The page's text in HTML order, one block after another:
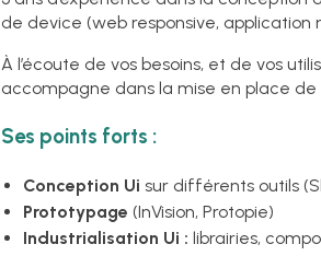
de device (web responsive, application
À l’écoute de vos besoins, et de vos
accompagne dans la mise en place de
Ses points forts :
Conception Ui sur différents outils
Prototypage (InVision, Protopie)
Industrialisation Ui : librairies,